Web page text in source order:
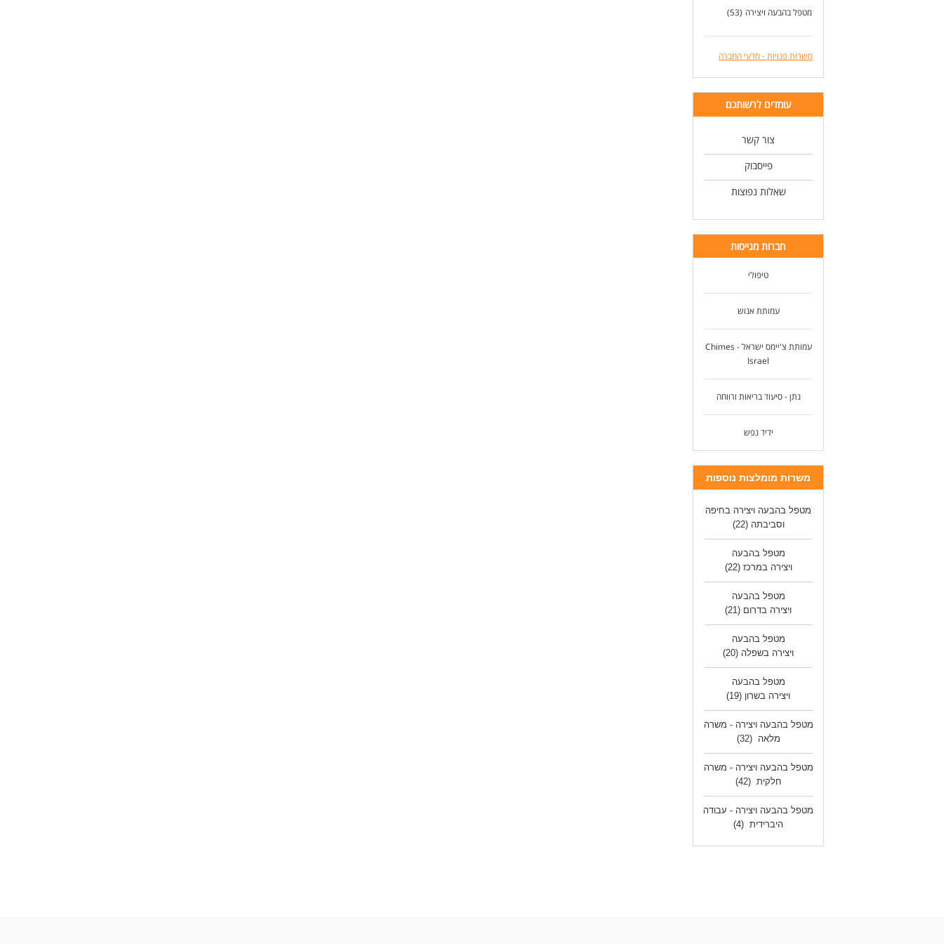
מטפל בהבעה ויצירה (53)
משרות פנויות - מדעי החברה
עומדים לרשותכם
צור קשר
פייסבוק
שאלות נפוצות
חברות מגייסות
טיפולי
עמותת אנוש
עמותת צ'יימס ישראל - Chimes
Israel
נתן - סיעוד בריאות ורווחה
ידיד נפש
משרות מומלצות נוספות
מטפל בהבעה ויצירה בחיפה
וסביבתה (22)
מטפל בהבעה
ויצירה במרכז (22)
מטפל בהבעה
ויצירה בדרום (21)
מטפל בהבעה
ויצירה בשפלה (20)
מטפל בהבעה
ויצירה בשרון (19)
מטפל בהבעה ויצירה - משרה
מלאה (32)
מטפל בהבעה ויצירה - משרה
חלקית (42)
מטפל בהבעה ויצירה - עבודה
היברידית (4)